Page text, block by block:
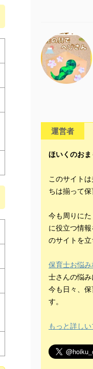
運営者
ほいくのおま
このサイト
ちは揃って保
今も周りに
に役立つ情
のサイトを立
保育士お悩み
士さんの悩み
今も日々、
す。
もっと詳し